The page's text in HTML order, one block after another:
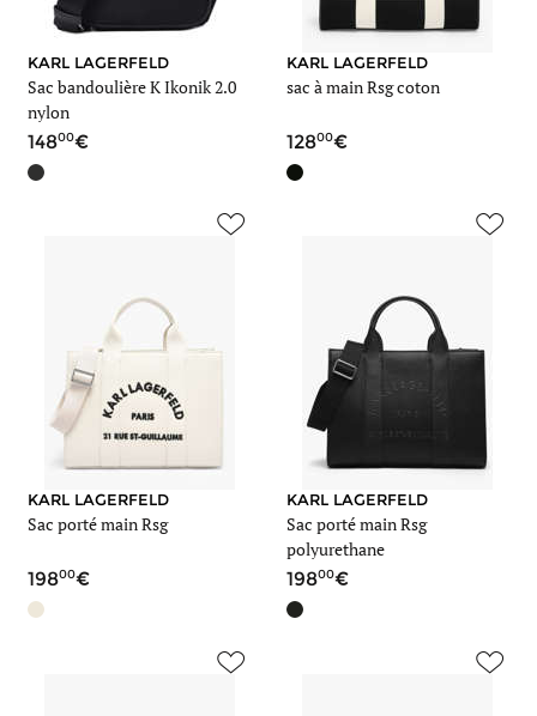
KARL LAGERFELD
Sac bandoulière K Ikonik 2.0
nylon
14800
KARL LAGERFELD
sac à main Rsg coton
12800
KARL LAGERFELD
Sac porté main Rsg
19800
KARL LAGERFELD
Sac porté main Rsg
polyurethane
19800